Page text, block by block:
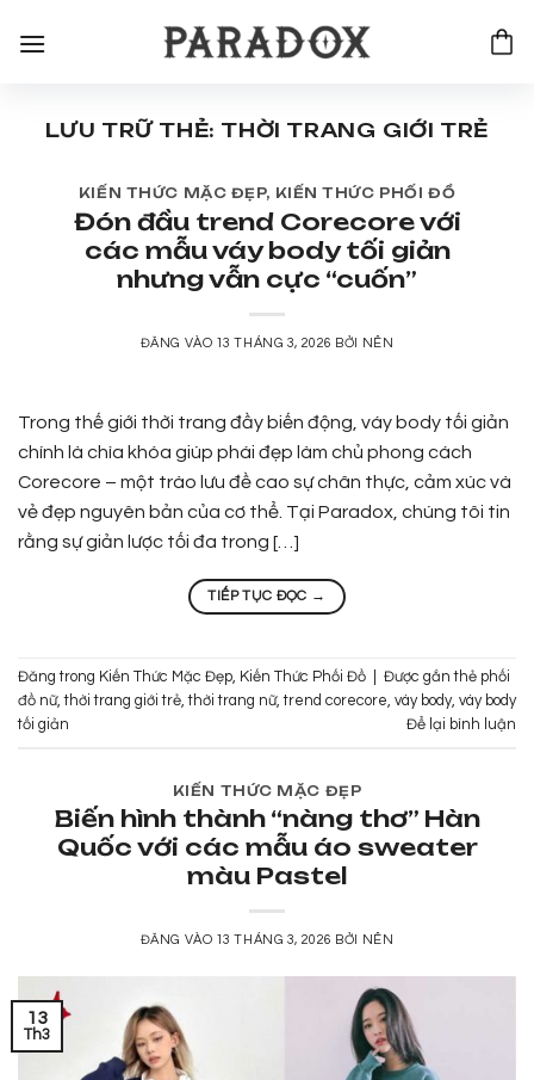
qua
LƯU TRỮ THẺ: THỜI TRANG GIỚI TRẺ
KIẾN THỨC MẶC ĐẸP, KIẾN THỨC PHỐI ĐỒ
Đón đầu trend Corecore với
các mẫu váy body tối giản
nhưng vẫn cực “cuốn”
ĐĂNG VÀO 13 THÁNG 3, 2026 BỞI NÊN
Trong thế giới thời trang đầy biến động, váy body tối giản
chính là chìa khóa giúp phái đẹp làm chủ phong cách
Corecore – một trào lưu đề cao sự chân thực, cảm xúc và
vẻ đẹp nguyên bản của cơ thể. Tại Paradox, chúng tôi tin
rằng sự giản lược tối đa trong […]
TIẾP TỤC ĐỌC →
Đăng trong Kiến Thức Mặc Đẹp, Kiến Thức Phối Đồ Được gắn thẻ phối
đồ nữ,thời trang giới trẻ,thời trang nữ,trend corecore, váy body, váy body
tối giản
Để lại bình luận
KIẾN THỨC MẶC ĐẸP
Biến hình thành “nàng thơ” Hàn
Quốc với các mẫu áo sweater
màu Pastel
ĐĂNG VÀO 13 THÁNG 3, 2026 BỞI NÊN
13
Th3